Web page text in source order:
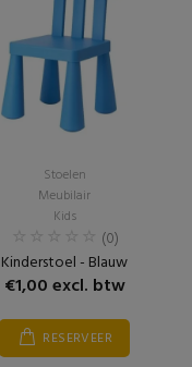
Stoelen
Meubilair
Kids
(0)
Kinderstoel - Blauw
€1,00 excl. btw
RESERVEER